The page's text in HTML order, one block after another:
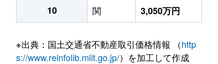
10
関 3,050万円
※出典：国土交通省不動産取引価格情報 （http
s://www.reinfolib.mlit.go.jp/）を加工して作成